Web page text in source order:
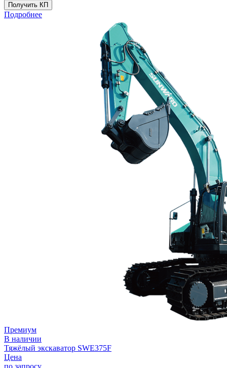
Получить КП
Подробнее
Премиум
В наличии
Тяжёлый экскаватор SWE375F
Цена
по запросу